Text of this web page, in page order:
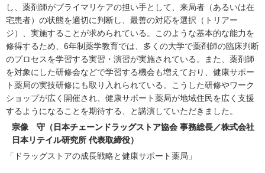
し、薬剤師がプライマリケアの担い手として、来局者（あるいは在
宅患者）の状態を適切に判断し、最善の対応を選択（トリアー
ジ）、実施することが求められている。このような基本的な能力を
修得するため、6年制薬学教育では、多くの大学で薬剤師の臨床判断
のプロセスを学習する実習・演習が実施されている。また、薬剤師
を対象にした研修会などで学習する機会も増えており、健康サポー
ト薬局の実技研修にも取り入れられている。こうした研修やワーク
ショップが広く開催され、健康サポート薬局が地域住民を広く支援
するようになることを期待する、と講演していただきました。
宗像 守（日本チェーンドラッグストア協会 事務総長／株式会社
日本リテイル研究所 代表取締役）
「ドラッグストアの成長戦略と健康サポート薬局」